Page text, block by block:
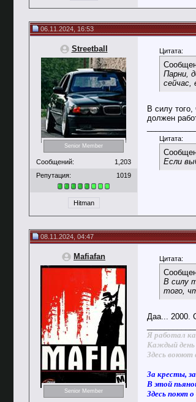
06.11.2024, 16:53
Streetball
Senior Member
Сообщений:
1,203
Репутация:
1019
Hitman
Цитата:
Парни,
сейчас,
В силу
должен
Цитата:
Если
08.11.2024, 04:47
Mafiafan
Senior Member
Цитата:
В силу
того,
Даа... 2000.
Я работал
Каждый день
Здесь воюют
За кресты, за
В этой
Здесь поют